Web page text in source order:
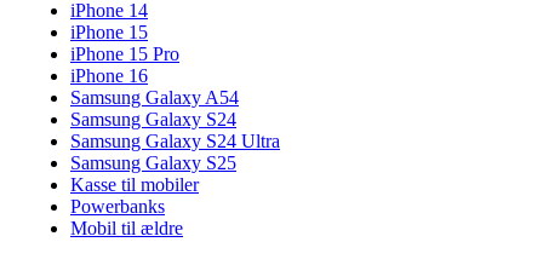
iPhone 14
iPhone 15
iPhone 15 Pro
iPhone 16
Samsung Galaxy A54
Samsung Galaxy S24
Samsung Galaxy S24 Ultra
Samsung Galaxy S25
Kasse til mobiler
Powerbanks
Mobil til ældre